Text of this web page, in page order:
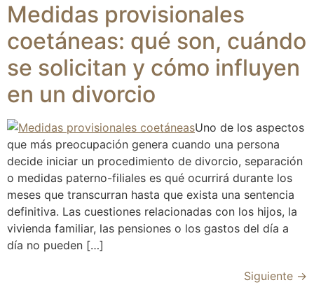
Medidas provisionales
coetáneas: qué son, cuándo
se solicitan y cómo influyen
en un divorcio
Uno de los aspectos
que más preocupación genera cuando una persona
decide iniciar un procedimiento de divorcio, separación
o medidas paterno-filiales es qué ocurrirá durante los
meses que transcurran hasta que exista una sentencia
definitiva. Las cuestiones relacionadas con los hijos, la
vivienda familiar, las pensiones o los gastos del día a
día no pueden […]
Siguiente →